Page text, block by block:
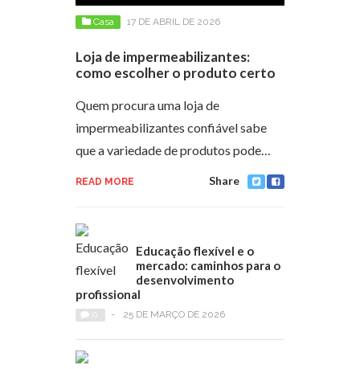
Casa 17 DE ABRIL DE 2026
Loja de impermeabilizantes:
como escolher o produto certo
Quem procura uma loja de
impermeabilizantes confiável sabe
que a variedade de produtos pode…
READ MORE Share
Educação flexível e o
mercado: caminhos para o
desenvolvimento
profissional
- 25 DE MARÇO DE 2026